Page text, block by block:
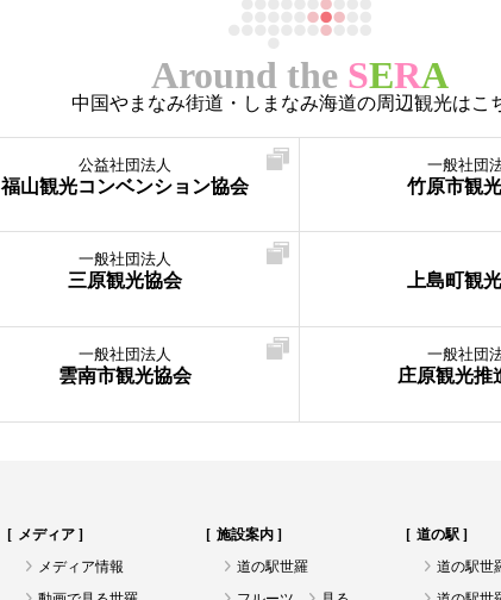
Around the SERA
中国やまなみ街道・しまなみ海道の周辺観光はこ
公益社団法人
福山観光コンベンション協会
一般社団
竹原市観
一般社団法人
三原観光協会 上島町観
一般社団法人
雲南市観光協会
一般社団
庄原観光推
メディア
メディア情報
施設案内
道の駅世羅
道の駅
道の駅世